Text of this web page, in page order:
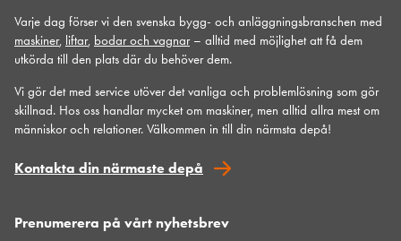
Varje dag förser vi den svenska bygg- och anläggningsbranschen med
maskiner, liftar, bodar och vagnar– alltid med möjlighet att få dem
utkörda till den plats där du behöver dem.
Vi gör det med service utöver det vanliga och problemlösning som gör
skillnad. Hos oss handlar mycket om maskiner, men alltid allra mest om
människor och relationer. Välkommen in till din närmsta depå!
Kontakta din närmaste depå
Prenumerera på vårt nyhetsbrev